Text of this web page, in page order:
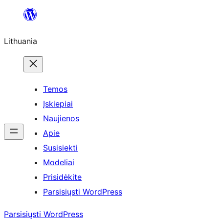
turinio
Lithuania
Temos
Įskiepiai
Naujienos
Apie
Susisiekti
Modeliai
Prisidėkite
Parsisiųsti WordPress
Parsisiųsti WordPress